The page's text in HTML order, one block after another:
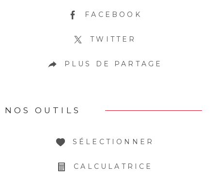
FACEBOOK
TWITTER
PLUS DE PARTAGE
NOS OUTILS
SÉLECTIONNER
CALCULATRICE